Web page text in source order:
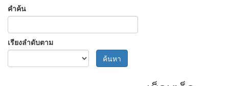
คำค้น
เรียงลำดับตาม
ค้นหา